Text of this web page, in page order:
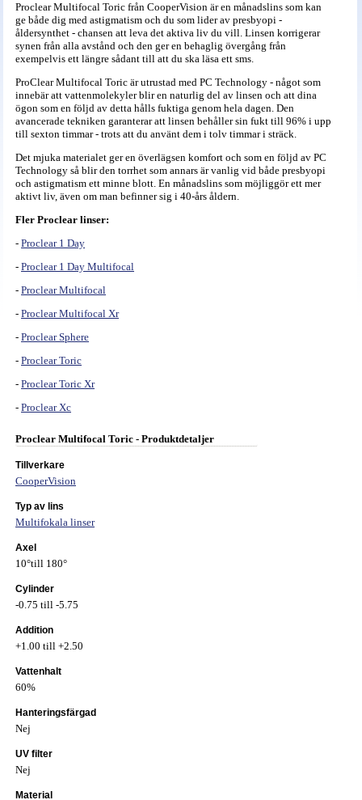
Proclear Multifocal Toric från CooperVision är en månadslins som kan
ge både dig med astigmatism och du som lider av presbyopi -
åldersynthet - chansen att leva det aktiva liv du vill. Linsen korrigerar
synen från alla avstånd och den ger en behaglig övergång från
exempelvis ett längre sådant till att du ska läsa ett sms.
ProClear Multifocal Toric är utrustad med PC Technology - något som
innebär att vattenmolekyler blir en naturlig del av linsen och att dina
ögon som en följd av detta hålls fuktiga genom hela dagen. Den
avancerade tekniken garanterar att linsen behåller sin fukt till 96% i upp
till sexton timmar - trots att du använt dem i tolv timmar i sträck.
Det mjuka materialet ger en överlägsen komfort och som en följd av PC
Technology så blir den torrhet som annars är vanlig vid både presbyopi
och astigmatism ett minne blott. En månadslins som möjliggör ett mer
aktivt liv, även om man befinner sig i 40-års åldern.
Fler Proclear linser:
- Proclear 1 Day
- Proclear 1 Day Multifocal
- Proclear Multifocal
- Proclear Multifocal Xr
- Proclear Sphere
- Proclear Toric
- Proclear Toric Xr
- Proclear Xc
Proclear Multifocal Toric - Produktdetaljer
Tillverkare
CooperVision
Typ av lins
Multifokala linser
Axel
10°till 180°
Cylinder
-0.75 till -5.75
Addition
+1.00 till +2.50
Vattenhalt
60%
Hanteringsfärgad
Nej
UV filter
Nej
Material